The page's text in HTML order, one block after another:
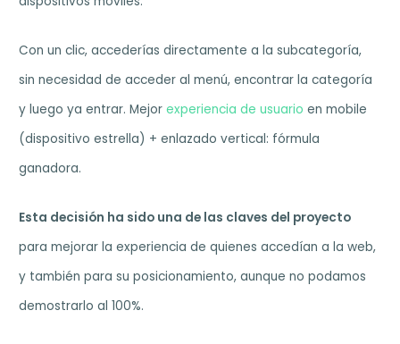
Con un clic, accederías directamente a la subcategoría,
sin necesidad de acceder al menú, encontrar la categoría
y luego ya entrar. Mejorexperiencia de usuario en mobile
(dispositivo estrella) + enlazado vertical: fórmula
ganadora.
Esta decisión ha sido una de las claves del proyecto
para mejorar la experiencia de quienes accedían a la web,
y también para su posicionamiento, aunque no podamos
demostrarlo al 100%.